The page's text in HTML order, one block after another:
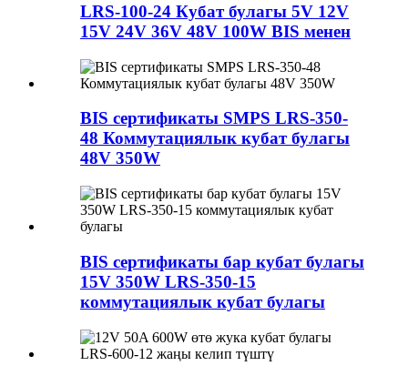
LRS-100-24 Кубат булагы 5V 12V
15V 24V 36V 48V 100W BIS менен
BIS сертификаты SMPS LRS-350-
48 Коммутациялык кубат булагы
48V 350W
BIS сертификаты бар кубат булагы
15V 350W LRS-350-15
коммутациялык кубат булагы